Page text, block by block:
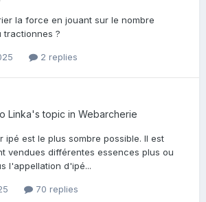
la force en jouant sur le nombre
tractionnes ?
2 replies
Linka's topic in Webarcherie
ipé est le plus sombre possible. Il est
vendues différentes essences plus ou
l'appellation d'ipé...
70 replies